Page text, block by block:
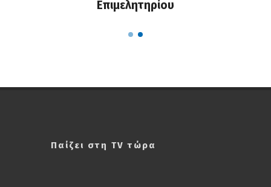
Επιμελητηρίου
Παίζει στη TV τώρα